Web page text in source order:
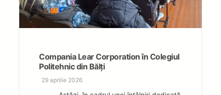
Compania Lear Corporation în Colegiul
Politehnic din Bălți
29 aprilie 2026